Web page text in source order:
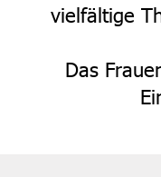
vielfältige
Das